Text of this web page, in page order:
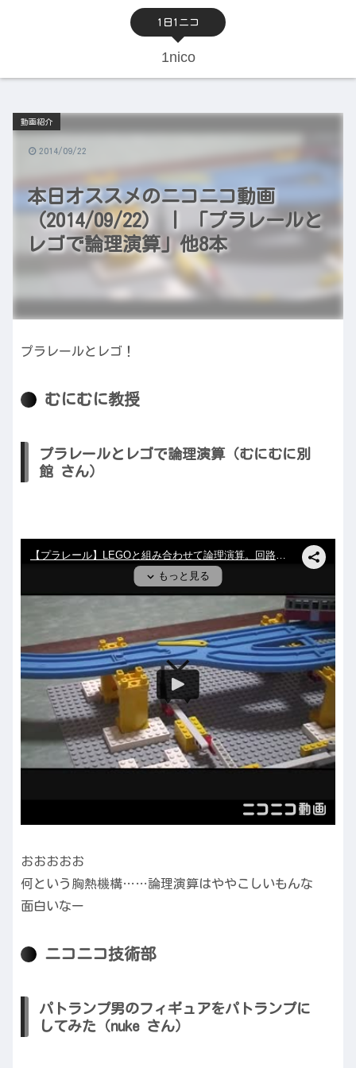
1日1ニコ
1nico
本日オススメのニコニコ動画
（2014/09/22） | 「プラレールと
レゴで論理演算」他8本
動画紹介
2014/09/22
プラレールとレゴ！
むにむに教授
プラレールとレゴで論理演算（むにむに別
館 さん）
おおおおお
何という胸熱機構……論理演算はややこしいもんな
面白いなー
ニコニコ技術部
パトランプ男のフィギュアをパトランプに
してみた（nuke さん）